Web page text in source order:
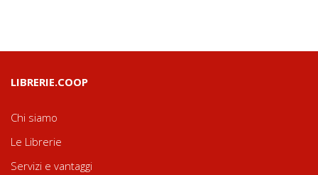
LIBRERIE.COOP
Chi siamo
Le Librerie
Servizi e vantaggi